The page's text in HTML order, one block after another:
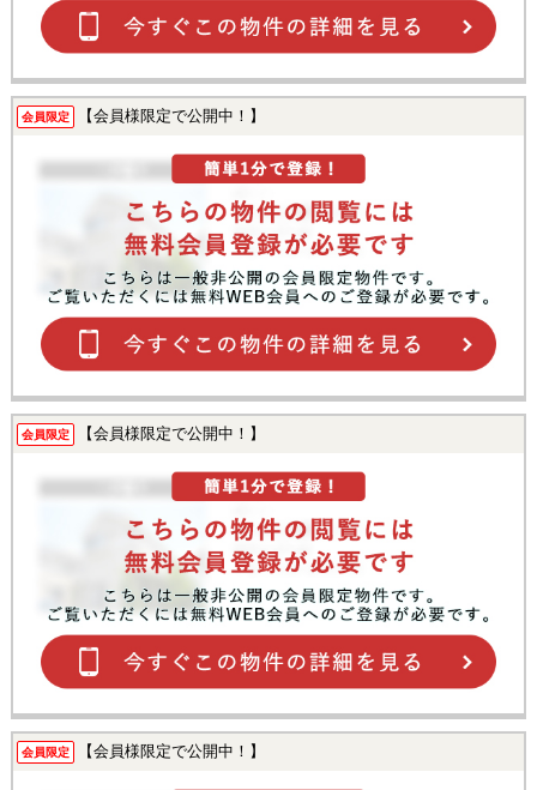
会員限定 【会員様限定で公開中！】
会員限定 【会員様限定で公開中！】
会員限定 【会員様限定で公開中！】